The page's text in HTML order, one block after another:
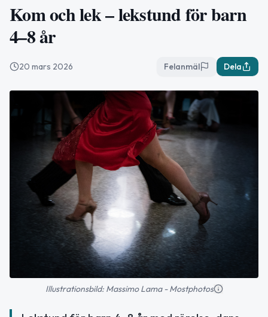
Kom och lek – lekstund för barn
4–8 år
20 mars 2026 Felanmäl Dela
Illustrationsbild: Massimo Lama - Mostphotos